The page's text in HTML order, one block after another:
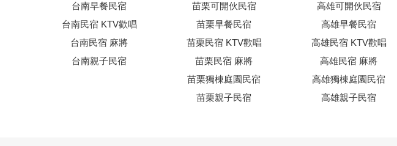
台南早餐民宿
台南民宿 KTV歡唱
台南民宿 麻將
台南親子民宿
苗栗可開伙民宿
苗栗早餐民宿
苗栗民宿 KTV歡唱
苗栗民宿 麻將
苗栗獨棟庭園民宿
苗栗親子民宿
高雄可開伙民宿
高雄早餐民宿
高雄民宿 KTV歡唱
高雄民宿 麻將
高雄獨棟庭園民宿
高雄親子民宿